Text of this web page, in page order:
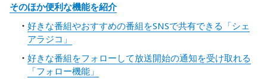
そのほか便利な機能を紹介
好きな番組やおすすめの番組をSNSで共有できる「シェ
アラジコ」
好きな番組をフォローして放送開始の通知を受け取れる
「フォロー機能」